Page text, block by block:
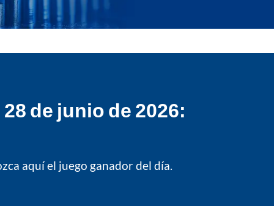
de junio de 2026:
aquí el juego ganador del día.